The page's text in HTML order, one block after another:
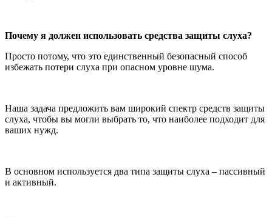
Почему я должен использовать средства защиты слуха?
Просто потому, что это единственный безопасный способ
избежать потери слуха при опасном уровне шума.
Наша задача предложить вам широкий спектр средств защиты
слуха, чтобы вы могли выбрать то, что наиболее подходит для
ваших нужд.
В основном используется два типа защиты слуха – пассивный
и активный.